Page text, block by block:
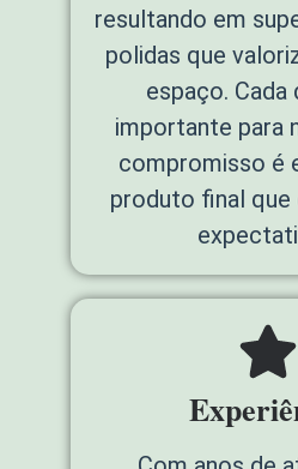
resultando em
polidas que
espaço. Cada
importante para
compromisso é
produto final que